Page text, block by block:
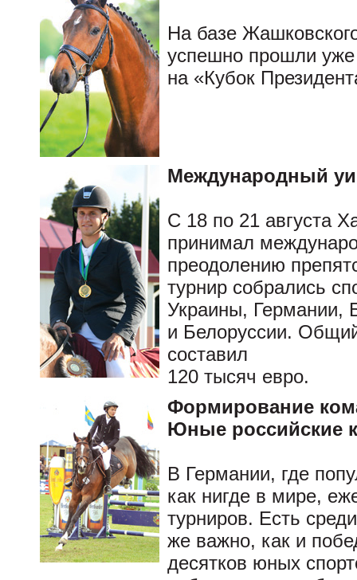
На базе
успешно прошли уже
на «Кубок
Международный
C 18 по 21 августа
принимал
преодолению
турнир собрались
Украины, Германии,
и Белоруссии.
составил
120 тысяч евро.
Формирование
Юные российские
В Германии, где
как нигде в мире,
турниров. Есть
же важно, как и
десятков юных